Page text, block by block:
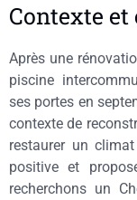
Contexte et
Après une
piscine
ses portes en
contexte de
restaurer un
positive et
recherchons un